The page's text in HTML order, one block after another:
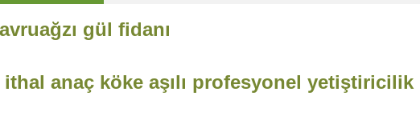
gül fidanı
anaç köke aşılı profesyonel yetiştiricilik